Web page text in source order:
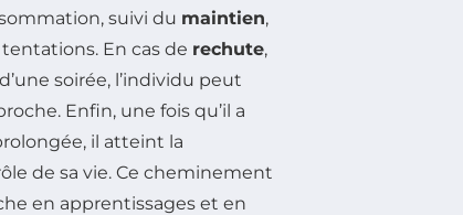
suivi du maintien,
En cas de rechute,
soirée, l’individu peut
Enfin, une fois qu’il a
il atteint la
de sa vie. Ce cheminement
en apprentissages et en